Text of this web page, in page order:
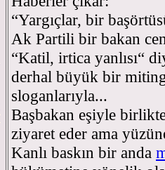
“Yargıçlar, bir
Ak Partili bir bakan
“Katil, irtica yanlısı“
derhal büyük bir
sloganlarıyla...
Başbakan eşiyle
ziyaret eder ama
Kanlı baskın bir anda